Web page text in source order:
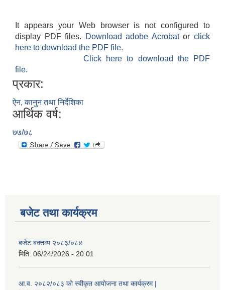
It appears your Web browser is not configured to
display PDF files.
Download adobe Acrobatorclick
here to download the PDF file.
Click here to download the PDF
file.
प्रकार:
ऐन, कानुन तथा निर्देशिका
आर्थिक वर्ष:
७७/७८
बजेट तथा कार्यक्रम
बजेट बक्तव्य २०८३/०८४
मिति: 06/24/2026 - 20:01
आ.व. २०८२/०८३ को स्वीकृत आयोजना तथा कार्यक्रम |